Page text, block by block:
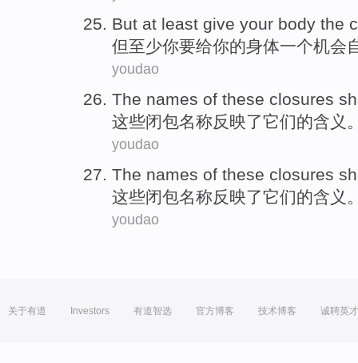
But at least give your body the
但至少你要给你的身体一个机会
youdao
The names of these closures
这些闭包名称反映了它们的含义
youdao
The names of these closures
这些闭包名称反映了它们的含义
youdao
关于有道 Investors 有道智选 官方博客 技术博客 诚聘英才